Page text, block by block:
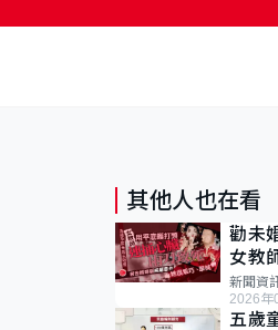
其他人也在看
勸未
女教
母斥
新聞資
2026年
五歲